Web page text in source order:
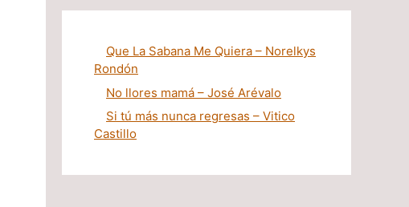
Que La Sabana Me Quiera – Norelkys
Rondón
No llores mamá – José Arévalo
Si tú más nunca regresas – Vitico
Castillo